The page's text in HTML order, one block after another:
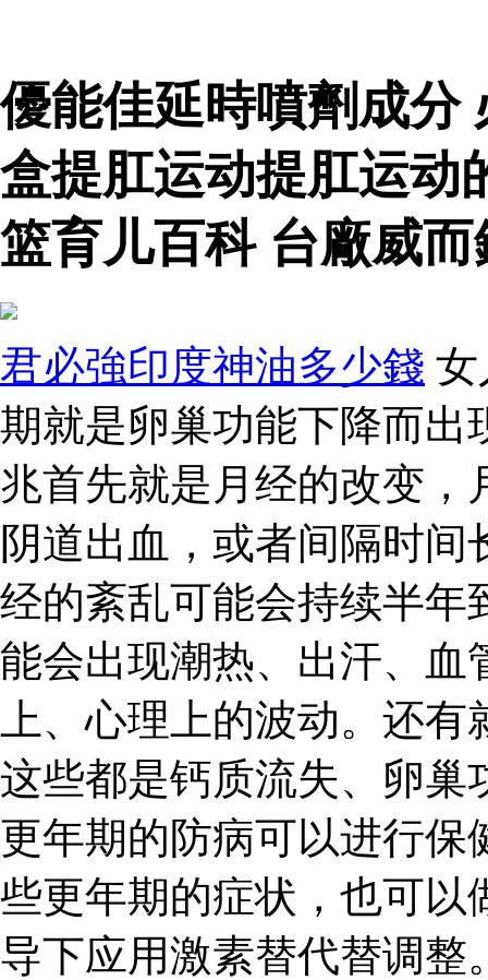
優能佳延時噴劑成分
盒提肛运动提肛运动
篮育儿百科 台廠威而
君必強印度神油多少錢 女
期就是卵巢功能下降而出
兆首先就是月经的改变，
阴道出血，或者间隔时
经的紊乱可能会持续半年
能会出现潮热、出汗、血
上、心理上的波动。还
这些都是钙质流失、卵巢
更年期的防病可以进行保
些更年期的症状，也可以
导下应用激素替代替调整